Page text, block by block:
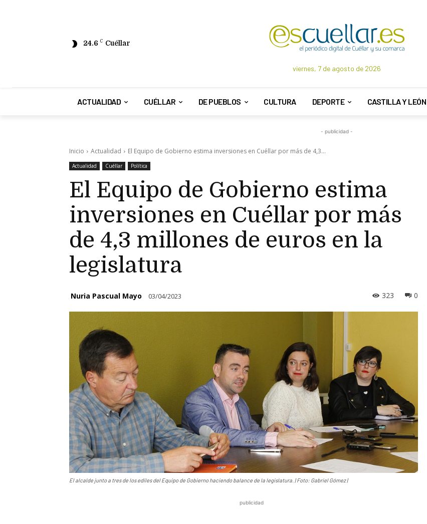
24.6 C Cuéllar
viernes, 7 de agosto de 2026
ACTUALIDAD CUÉLLAR DE PUEBLOS CULTURA DEPORTE CASTILLA Y LEÓN
- publicidad -
Inicio Actualidad El Equipo de Gobierno estima inversiones en Cuéllar por más de 4,3...
Actualidad Cuéllar Política
El Equipo de Gobierno estima
inversiones en Cuéllar por más
de 4,3 millones de euros en la
legislatura
Nuria Pascual Mayo 03/04/2023 0
323
El alcalde junto a tres de los ediles del Equipo de Gobierno haciendo balance de la legislatura. | Foto: Gabriel Gómez |
publicidad